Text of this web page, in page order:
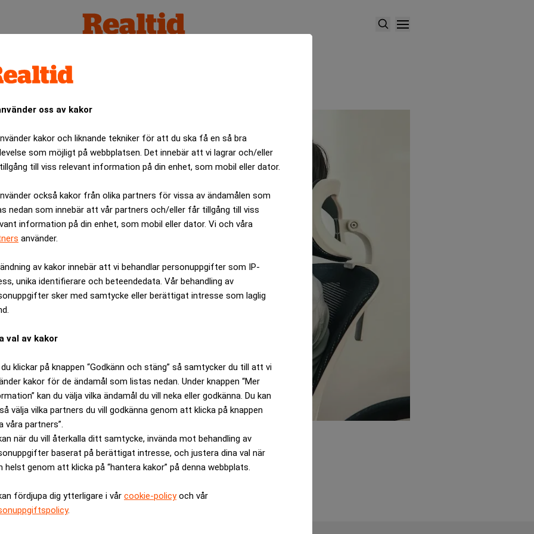
oss av kakor
kakor och liknande tekniker för att du ska få en så bra
som möjligt på webbplatsen. Det innebär att vi lagrar och/eller
till viss relevant information på din enhet, som mobil eller dator.
också kakor från olika partners för vissa av ändamålen som
nedan som innebär att vår partners och/eller får tillgång till viss
information på din enhet, som mobil eller dator. Vi och våra
använder.
av kakor innebär att vi behandlar personuppgifter som IP-
unika identifierare och beteendedata. Vår behandling av
sker med samtycke eller berättigat intresse som laglig
val av kakor
klickar på knappen “Godkänn och stäng” så samtycker du till att vi
kakor för de ändamål som listas nedan. Under knappen “Mer
kan du välja vilka ändamål du vill neka eller godkänna. Du kan
välja vilka partners du vill godkänna genom att klicka på knappen
våra partners”.
när du vill återkalla ditt samtycke, invända mot behandling av
baserat på berättigat intresse, och justera dina val när
helst genom att klicka på “hantera kakor” på denna webbplats.
fördjupa dig ytterligare i vår cookie-policyoch vår
.
mest ägda aktier 2024